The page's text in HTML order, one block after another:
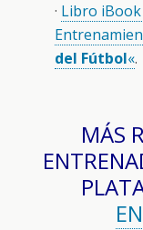
· Libro iBook
del Fútbol«.
MÁS